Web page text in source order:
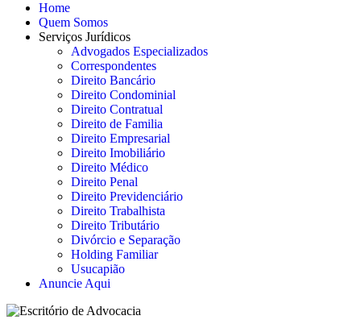
Home
Quem Somos
Serviços Jurídicos
Advogados Especializados
Correspondentes
Direito Bancário
Direito Condominial
Direito Contratual
Direito de Familia
Direito Empresarial
Direito Imobiliário
Direito Médico
Direito Penal
Direito Previdenciário
Direito Trabalhista
Direito Tributário
Divórcio e Separação
Holding Familiar
Usucapião
Anuncie Aqui